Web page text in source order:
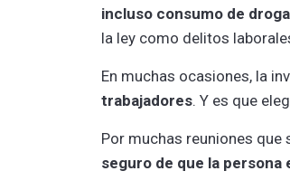
incluso consumo de
la ley como delitos
En muchas ocasiones, la
trabajadores. Y es que
Por muchas reuniones
seguro de que la persona